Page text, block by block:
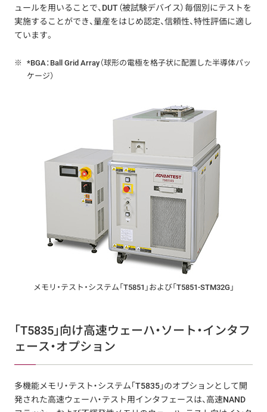
ュールを用いることで、DUT（被試験デバイス）毎個別にテストを
実施することができ、量産をはじめ認定、信頼性、特性評価に適し
ています。
※
*BGA：Ball Grid Array（球形の電極を格子状に配置した半導体パッ
ケージ）
メモリ・テスト・システム「T5851」および「T5851-STM32G」
「T5835」向け高速ウェーハ・ソート・インタフ
ェース・オプション
多機能メモリ・テスト・システム「T5835」のオプションとして開
発された高速ウェーハ・テスト用インタフェースは、高速NAND